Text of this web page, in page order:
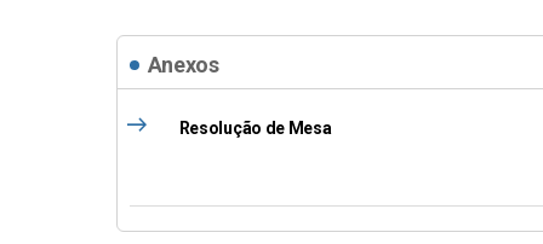
Anexos
east Resolução de Mesa